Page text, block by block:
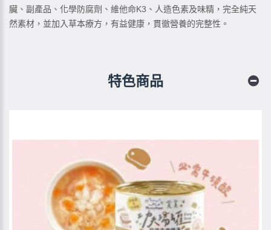
臟、副產品、化學防腐劑、維他命K3、人造色素及味精，完全純天
然素材，並加入草本療方，有益健康，貫徹營養的完整性。
特色商品